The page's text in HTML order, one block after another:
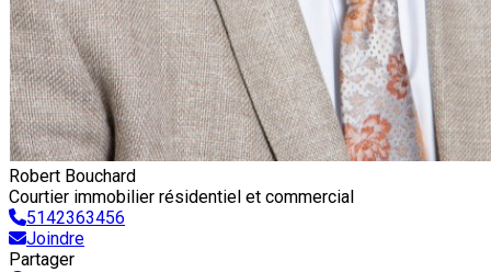
Robert Bouchard
Courtier immobilier résidentiel et commercial
5142363456
Joindre
Partager